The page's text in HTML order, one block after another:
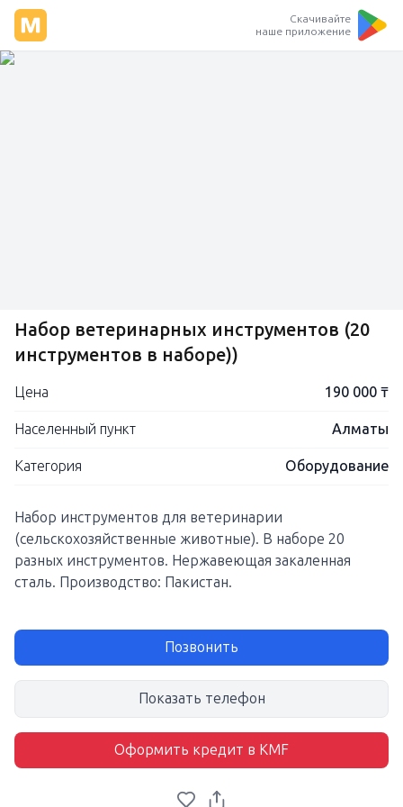
Скачивайте
наше приложение
Набор ветеринарных инструментов (20
инструментов в наборе))
Цена 190 000 ₸
Населенный пункт Алматы
Категория Оборудование
Набор инструментов для ветеринарии
(сельскохозяйственные животные). В наборе 20
разных инструментов. Нержавеющая закаленная
сталь. Производство: Пакистан.
Позвонить
Показать телефон
Оформить кредит в KMF